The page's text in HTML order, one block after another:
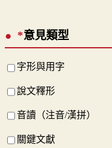
*意見類型
字形與用字
說文釋形
音讀（注音/漢拼）
關鍵文獻